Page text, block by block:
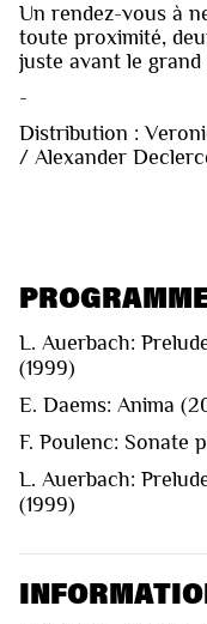
Un rendez-vous à
toute proximité,
juste avant le
-
Distribution :
/ Alexander
L. Auerbach:
(1999)
E. Daems: Anima
F. Poulenc: Sonate
L. Auerbach:
(1999)